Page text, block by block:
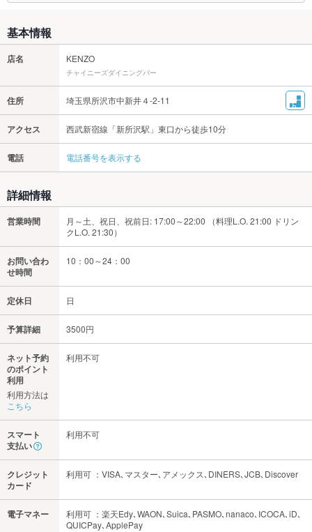
基本情報
店名 KENZO
チャイニーズダイニングバー
住所 埼玉県所沢市中新井４-2-11
アクセス 西武新宿線「新所沢駅」東口から徒歩10分
電話 電話番号を表示する
詳細情報
営業時間
月～土、祝日、祝前日: 17:00～22:00 （料理L.O. 21:00 ドリン
クL.O. 21:30）
お問い合わ
せ時間
10：00～24：00
定休日 日
予算詳細 3500円
ネット予約
のポイント
利用
利用方法は
こちら
利用不可
スマート
支払い
利用不可
クレジット
カード
利用可 ：VISA､マスター､アメックス､DINERS､JCB､Discover
電子マネー
利用可 ：楽天Edy､WAON､Suica､PASMO､nanaco､ICOCA､iD､
QUICPay､ApplePay